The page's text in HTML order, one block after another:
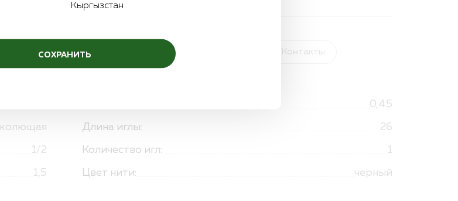
Аналоги Оплата и доставка Контакты
0,45
колющая Длина иглы: 26
1/2 Количество игл: 1
1,5 Цвет нити: черный
Кыргызстан
СОХРАНИТЬ